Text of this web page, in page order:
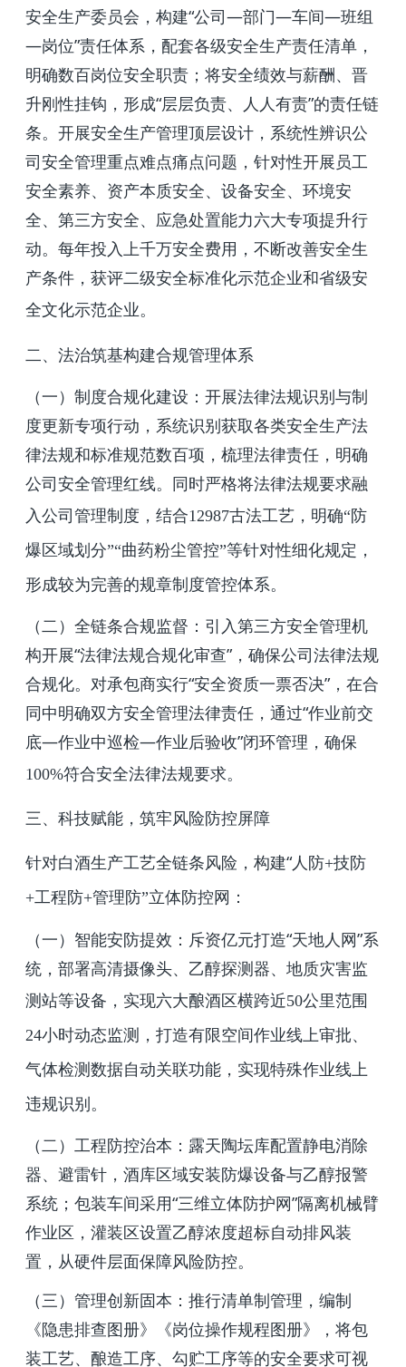
安全生产委员会，构建“公司—部门—车间—班组
—岗位”责任体系，配套各级安全生产责任清单，
明确数百岗位安全职责；将安全绩效与薪酬、晋
升刚性挂钩，形成“层层负责、人人有责”的责任链
条。开展安全生产管理顶层设计，系统性辨识公
司安全管理重点难点痛点问题，针对性开展员工
安全素养、资产本质安全、设备安全、环境安
全、第三方安全、应急处置能力六大专项提升行
动。每年投入上千万安全费用，不断改善安全生
产条件，获评二级安全标准化示范企业和省级安
全文化示范企业。
二、法治筑基构建合规管理体系
（一）制度合规化建设：开展法律法规识别与制
度更新专项行动，系统识别获取各类安全生产法
律法规和标准规范数百项，梳理法律责任，明确
公司安全管理红线。同时严格将法律法规要求融
入公司管理制度，结合12987古法工艺，明确“防
爆区域划分”“曲药粉尘管控”等针对性细化规定，
形成较为完善的规章制度管控体系。
（二）全链条合规监督：引入第三方安全管理机
构开展“法律法规合规化审查”，确保公司法律法规
合规化。对承包商实行“安全资质一票否决”，在合
同中明确双方安全管理法律责任，通过“作业前交
底—作业中巡检—作业后验收”闭环管理，确保
100%符合安全法律法规要求。
三、科技赋能，筑牢风险防控屏障
针对白酒生产工艺全链条风险，构建“人防+技防
+工程防+管理防”立体防控网：
（一）智能安防提效：斥资亿元打造“天地人网”系
统，部署高清摄像头、乙醇探测器、地质灾害监
测站等设备，实现六大酿酒区横跨近50公里范围
24小时动态监测，打造有限空间作业线上审批、
气体检测数据自动关联功能，实现特殊作业线上
违规识别。
（二）工程防控治本：露天陶坛库配置静电消除
器、避雷针，酒库区域安装防爆设备与乙醇报警
系统；包装车间采用“三维立体防护网”隔离机械臂
作业区，灌装区设置乙醇浓度超标自动排风装
置，从硬件层面保障风险防控。
（三）管理创新固本：推行清单制管理，编制
《隐患排查图册》《岗位操作规程图册》，将包
装工艺、酿造工序、勾贮工序等的安全要求可视